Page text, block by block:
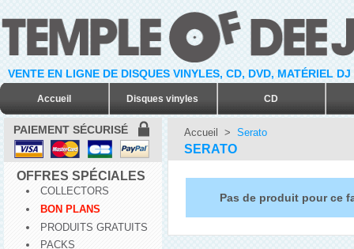
VENTE EN LIGNE DE DISQUES VINYLES, CD, DVD, MATÉRIEL
Accueil Disques vinyles CD
PAIEMENT SÉCURISÉ
OFFRES SPÉCIALES
COLLECTORS
BON PLANS
PRODUITS GRATUITS
PACKS
Accueil > Serato
SERATO
Pas de produit pour ce